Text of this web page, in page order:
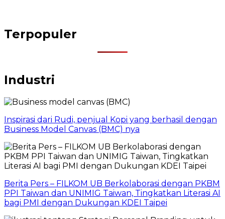
Terpopuler
Industri
Inspirasi dari Rudi, penjual Kopi yang berhasil dengan
Business Model Canvas (BMC) nya
Berita Pers – FILKOM UB Berkolaborasi dengan PKBM
PPI Taiwan dan UNIMIG Taiwan, Tingkatkan Literasi AI
bagi PMI dengan Dukungan KDEI Taipei